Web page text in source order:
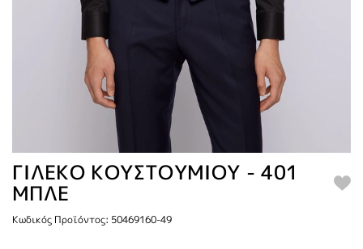
ΓΙΛΕΚΟ ΚΟΥΣΤΟΥΜΙΟΥ - 401
ΜΠΛΕ
Κωδικός Προϊόντος: 50469160-49